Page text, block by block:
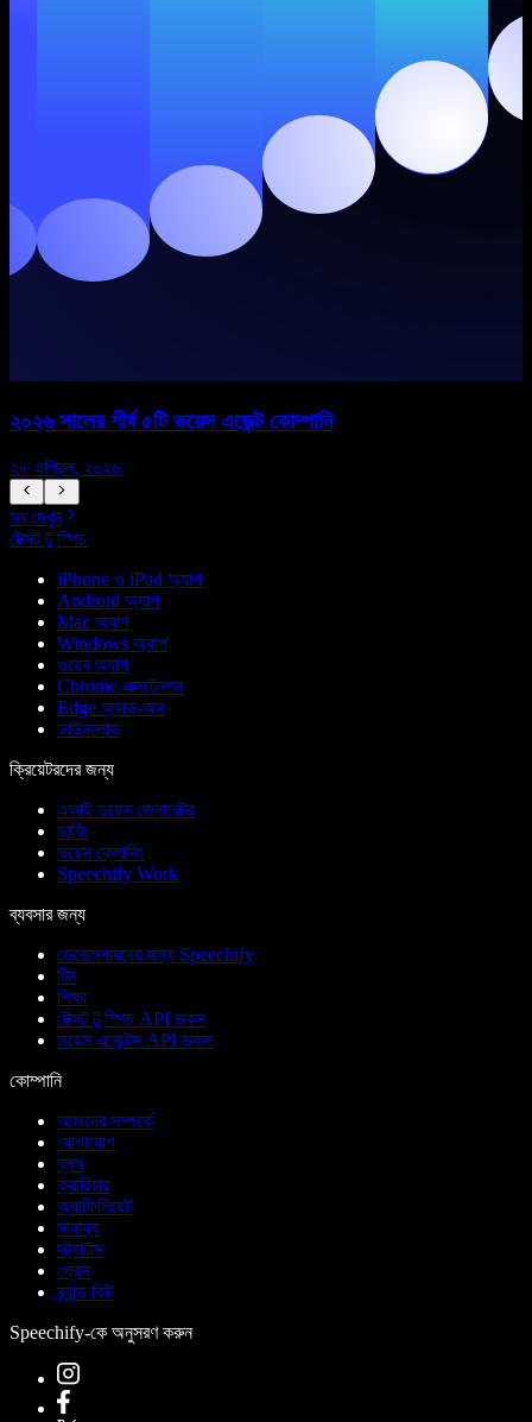
২০২৬ সালের শীর্ষ ৫টি ভয়েস এজেন্ট কোম্পানি
২৮ এপ্রিল, ২০২৬
সব দেখুন
টেক্সট টু স্পিচ
iPhone ও iPad অ্যাপ
Android অ্যাপ
Mac অ্যাপ
Windows অ্যাপ
ওয়েব অ্যাপ
Chrome এক্সটেনশন
Edge অ্যাড-অন
ডাউনলোড
ক্রিয়েটরদের জন্য
এআই ভয়েস জেনারেটর
ডাবিং
ভয়েস ক্লোনিং
Speechify Work
ব্যবসার জন্য
ডেভেলপারদের জন্য Speechify
টিম
শিক্ষা
টেক্সট টু স্পিচ API ডকস
ভয়েস এজেন্টস API ডকস
কোম্পানি
আমাদের সম্পর্কে
যোগাযোগ
ব্লগ
ক্যারিয়ার
অ্যাফিলিয়েট
সাহায্য
স্ট্যাটাস
প্রেস
ব্র্যান্ড কিট
Speechify-কে অনুসরণ করুন